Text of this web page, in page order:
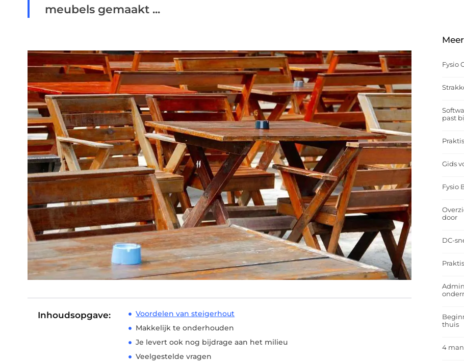
meubels gemaakt ...
Inhoudsopgave:
Voordelen van steigerhout
Makkelijk te onderhouden
Je levert ook nog bijdrage aan het milieu
Veelgestelde vragen
Fysio
past
Gids
Fysio
door
DC-
thuis
4